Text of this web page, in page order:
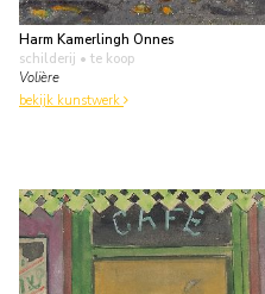
Harm Kamerlingh Onnes
schilderij • te koop
Volière
bekijk kunstwerk